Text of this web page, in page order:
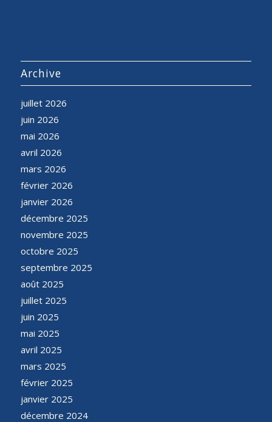
Archive
juillet 2026
juin 2026
mai 2026
avril 2026
mars 2026
février 2026
janvier 2026
décembre 2025
novembre 2025
octobre 2025
septembre 2025
août 2025
juillet 2025
juin 2025
mai 2025
avril 2025
mars 2025
février 2025
janvier 2025
décembre 2024